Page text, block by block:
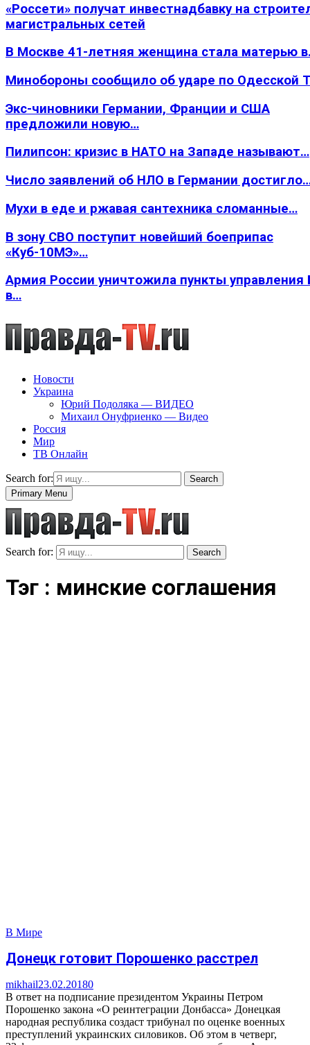
«Россети» получат инвестнадбавку на
магистральных сетей
В Москве 41-летняя женщина стала матерью
Минобороны сообщило об ударе по Одесской
Экс-чиновники Германии, Франции и США
предложили новую…
Пилипсон: кризис в НАТО на Западе называют…
Число заявлений об НЛО в Германии
Мухи в еде и ржавая сантехника сломанные…
В зону СВО поступит новейший боеприпас
«Куб-10МЭ»…
Армия России уничтожила пункты
в…
Новости
Украина
Юрий Подоляка — ВИДЕО
Михаил Онуфриенко — Видео
Россия
Мир
ТВ Онлайн
Search for:
Search
Primary Menu
Search for: Search
Тэг : минские соглашения
В Мире
Донецк готовит Порошенко расстрел
mikhail23.02.20180
В ответ на подписание президентом Украины Петром
Порошенко закона «О реинтеграции Донбасса» Донецкая
народная республика создаст трибунал по оценке военных
преступлений украинских силовиков. Об этом в четверг,